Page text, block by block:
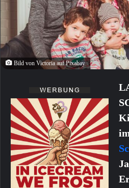
Bild von Victoria auf Pixabay